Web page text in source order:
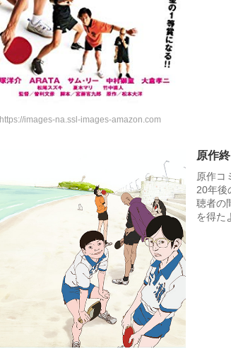
https://images-na.ssl-images-amazon.com
原作
原作コ
20年後
聴者の
を得た